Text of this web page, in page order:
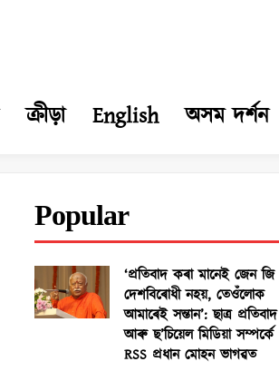
ক্ৰীড়া English অসম দৰ্শন
Popular
‘প্ৰতিবাদ কৰা মানেই জেন জি
দেশবিৰোধী নহয়, তেওঁলোক
আমাৰেই সন্তান’: ছাত্ৰ প্ৰতিবাদ
আৰু ছ’চিয়েল মিডিয়া সম্পৰ্কে
RSS প্ৰধান মোহন ভাগৱত